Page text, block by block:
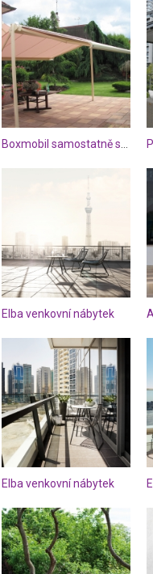
Elba venkovní nábytek
Elba venkovní nábytek